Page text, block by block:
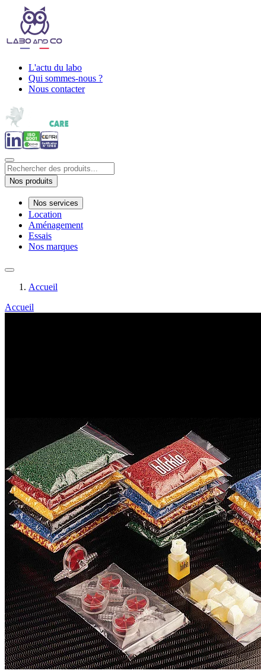
L'actu du labo
Qui sommes-nous ?
Nous contacter
Nos produits
Nos services
Location
Aménagement
Essais
Nos marques
Accueil
Accueil